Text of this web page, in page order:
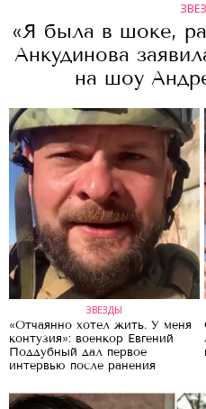
«Я была в шоке,
Анкудинова
на шоу
ЗВЕЗДЫ
«Отчаянно хотел жить. У меня
контузия»: военкор Евгений
Поддубный дал первое
интервью после ранения